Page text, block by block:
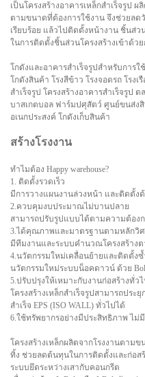
เป็นโครงสร้างอาคารเหล็กสำเร็จรูป
ตามขนาดที่ต้องการใช้งาน จึงช่วยลด
เรียบร้อย แล้วไปติดตั้งหน้างาน ชิ้นส่ว
ในการติดตั้งชิ้นส่วนโครงสร้างเข้าด้ว
โกดังและอาคารสำเร็จรูปสำหรับการใ
โกดังสินค้า โรงสีข้าว โรงจอดรถ โรง
สำเร็จรูป โครงสร้างอาคารสำเร็จรู
บาสเกตบอล ฟาร์มปศุสัตว์ ศูนย์ขนส่ง
อเนกประสงค์ โกดังเก็บสินค้า
สร้างโรงงาน
ทำไมต้อง Happy warehouse?
1. ติดตั้งรวดเร็ว
มีการวางแผนงานล่วงหน้า และติดตั้
2.ควบคุมงบประมาณไม่บานปลาย
สามารถปรับรูปแบบได้ตามความต้อง
3.ได้คุณภาพและมาตรฐานตามหลักวิศ
มีทีมงานและระบบคำนวณโครงสร้าง
4.นวัตกรรมใหม่เคลื่อนย้ายและติดตั้งซ้
นวัตกรรมใหม่ระบบน็อคดาวน์ ด้วย
5.ปรับปรุงให้เหมาะกับงานก่อสร้างทั่ว
โครงสร้างเหล็กสำเร็จรูปสามารถปร
สำเร็จ EPS (ISO WALL) ทั่วไปได้
6.ใช้ทรัพยากรอย่างมีประสิทธิภาพ ไม่
โครงสร้างเหล็กผลิตจากโรงงานตาม
ทิ้ง ช่วยลดต้นทุนในการติดตั้งและก่อส
ระบบยึดระหว่างเสากับคอนกรีต